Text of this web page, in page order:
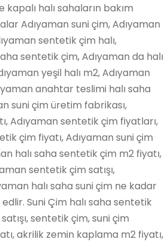
halı sahaların bakım
Adıyaman suni çim, Adıyaman
sentetik çim halı,
sentetik çim, Adıyaman da halı
yeşil halı m2, Adıyaman
anahtar teslimi halı saha
suni çim üretim fabrikası,
Adıyaman sentetik çim fiyatları,
çim fiyatı, Adıyaman suni çim
halı saha sentetik çim m2 fiyatı,
sentetik çim satışı,
halı saha suni çim ne kadar
Suni Çim halı saha sentetik
sentetik çim, suni çim
akrilik zemin kaplama m2 fiyatı,